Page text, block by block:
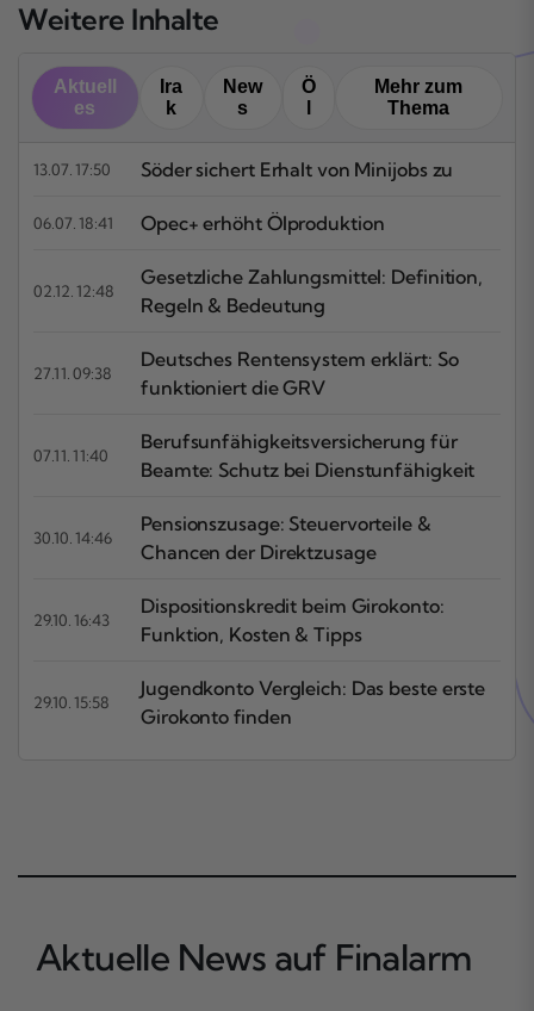
Weitere Inhalte
Aktuell
es
Ira
k
New
s
Ö
Mehr zum
Thema
13.07. 17:50 Söder sichert Erhalt von Minijobs zu
06.07. 18:41 Opec+ erhöht Ölproduktion
02.12. 12:48
Gesetzliche Zahlungsmittel: Definition,
Regeln & Bedeutung
27.11. 09:38
Deutsches Rentensystem erklärt: So
funktioniert die GRV
07.11. 11:40
Berufsunfähigkeitsversicherung für
Beamte: Schutz bei Dienstunfähigkeit
30.10. 14:46
Pensionszusage: Steuervorteile &
Chancen der Direktzusage
29.10. 16:43
Dispositionskredit beim Girokonto:
Funktion, Kosten & Tipps
29.10. 15:58
Jugendkonto Vergleich: Das beste erste
Girokonto finden
Aktuelle News auf Finalarm